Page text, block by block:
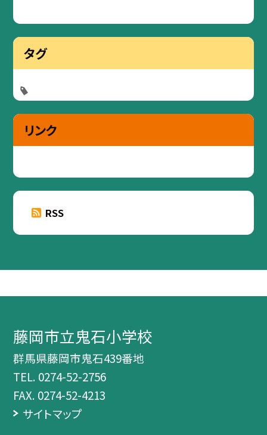
タグ
リンク
RSS
藤岡市立鬼石小学校
群馬県藤岡市鬼石439番地
TEL. 0274-52-2756
FAX. 0274-52-4213
サイトマップ